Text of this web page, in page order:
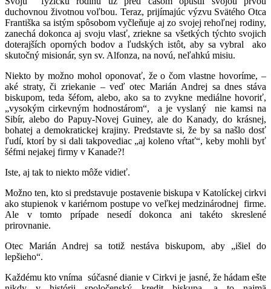
duchovnou životnou voľbou. Teraz, prijímajúc výzvu Svätého Otca
Františka sa istým spôsobom vyčleňuje aj zo svojej rehoľnej rodiny,
zanechá dokonca aj svoju vlasť, zriekne sa všetkých týchto svojich
doterajších oporných bodov a ľudských istôt, aby sa vybral ako
skutočný misionár, syn sv. Alfonza, na novú, neľahkú misiu.
Niekto by možno mohol oponovať, že o čom vlastne hovoríme, –
aké straty, či zriekanie – veď otec Marián Andrej sa dnes stáva
biskupom, teda šéfom, alebo, ako sa to zvykne mediálne hovoriť,
„vysokým cirkevným hodnostárom“, a je vyslaný nie kamsi na
Sibír, alebo do Papuy-Novej Guiney, ale do Kanady, do krásnej,
bohatej a demokratickej krajiny. Predstavte si, že by sa našlo dosť
ľudí, ktorí by si dali takpovediac „aj koleno vŕtať“, keby mohli byť
šéfmi nejakej firmy v Kanade?!
Iste, aj tak to niekto môže vidieť.
Možno ten, kto si predstavuje postavenie biskupa v Katolíckej cirkvi
ako stupienok v kariérnom postupe vo veľkej medzinárodnej firme.
Ale v tomto prípade nesedí dokonca ani takéto skreslené
prirovnanie.
Otec Marián Andrej sa totiž nestáva biskupom, aby „išiel do
lepšieho“.
Každému kto vníma súčasné dianie v Cirkvi je jasné, že hádam ešte